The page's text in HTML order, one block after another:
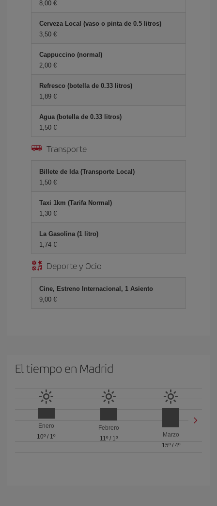
8,00 €
Cerveza Local (vaso o pinta de 0.5 litros)
3,50 €
Cappuccino (normal)
2,00 €
Refresco (botella de 0.33 litros)
1,89 €
Agua (botella de 0.33 litros)
1,50 €
Transporte
Billete de Ida (Transporte Local)
1,50 €
Taxi 1km (Tarifa Normal)
1,30 €
La Gasolina (1 litro)
1,74 €
Deporte y Ocio
Cine, Estreno Internacional, 1 Asiento
9,00 €
El tiempo en Madrid
Enero
10º / 1º
Febrero
11º/ 1º
Marzo
15º/ 4º